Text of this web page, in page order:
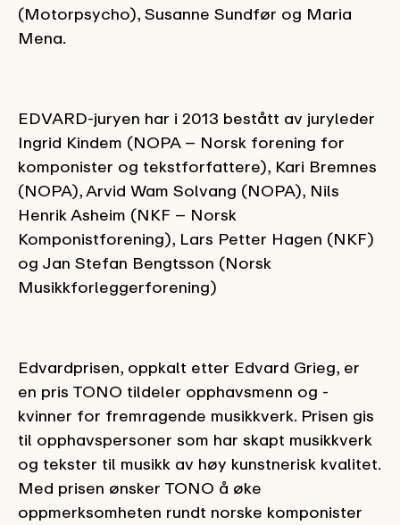
(Motorpsycho), Susanne Sundfør og Maria
Mena.
EDVARD-juryen har i 2013 bestått av juryleder
Ingrid Kindem (NOPA – Norsk forening for
komponister og tekstforfattere), Kari Bremnes
(NOPA), Arvid Wam Solvang (NOPA), Nils
Henrik Asheim (NKF – Norsk
Komponistforening), Lars Petter Hagen (NKF)
og Jan Stefan Bengtsson (Norsk
Musikkforleggerforening)
Edvardprisen, oppkalt etter Edvard Grieg, er
en pris TONO tildeler opphavsmenn og -
kvinner for fremragende musikkverk. Prisen gis
til opphavspersoner som har skapt musikkverk
og tekster til musikk av høy kunstnerisk kvalitet.
Med prisen ønsker TONO å øke
oppmerksomheten rundt norske komponister